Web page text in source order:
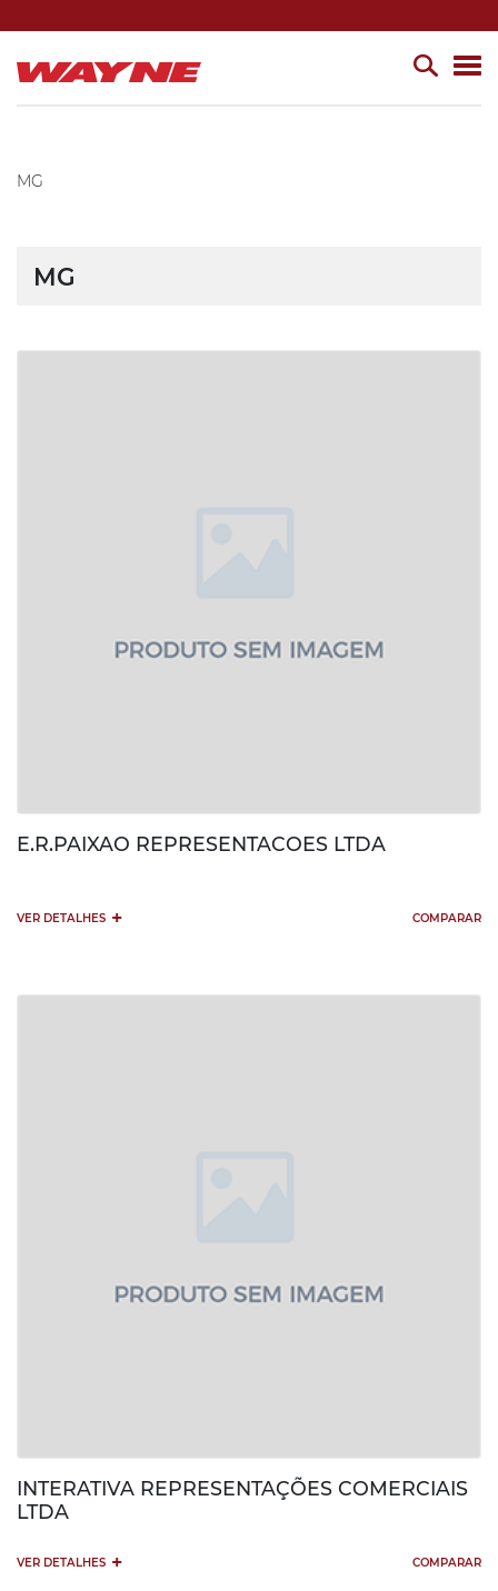
MG
MG
E.R.PAIXAO REPRESENTACOES LTDA
VER DETALHES + COMPARAR
INTERATIVA REPRESENTAÇÕES COMERCIAIS
LTDA
VER DETALHES + COMPARAR